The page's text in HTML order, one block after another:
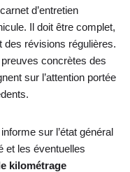
d’entretien
Il doit être complet,
des révisions régulières.
concrètes des
sur l’attention portée
sur l’état général
et les éventuelles
kilométrage